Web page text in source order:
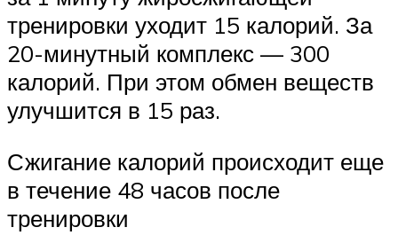
тренировки уходит 15 калорий. За
20-минутный комплекс — 300
калорий. При этом обмен веществ
улучшится в 15 раз.
Сжигание калорий происходит еще
в течение 48 часов после
тренировки